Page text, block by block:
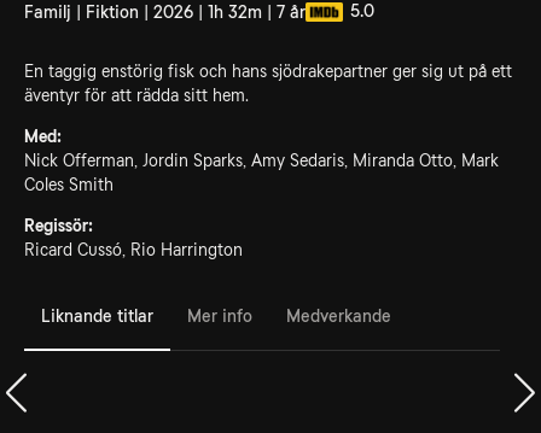
Familj | Fiktion | 2026 | 1h 32m | 7 år 5.0
En taggig enstörig fisk och hans sjödrakepartner ger sig ut på ett
äventyr för att rädda sitt hem.
Med:
Nick Offerman, Jordin Sparks, Amy Sedaris, Miranda Otto, Mark
Coles Smith
Regissör:
Ricard Cussó, Rio Harrington
Liknande titlar Mer info Medverkande